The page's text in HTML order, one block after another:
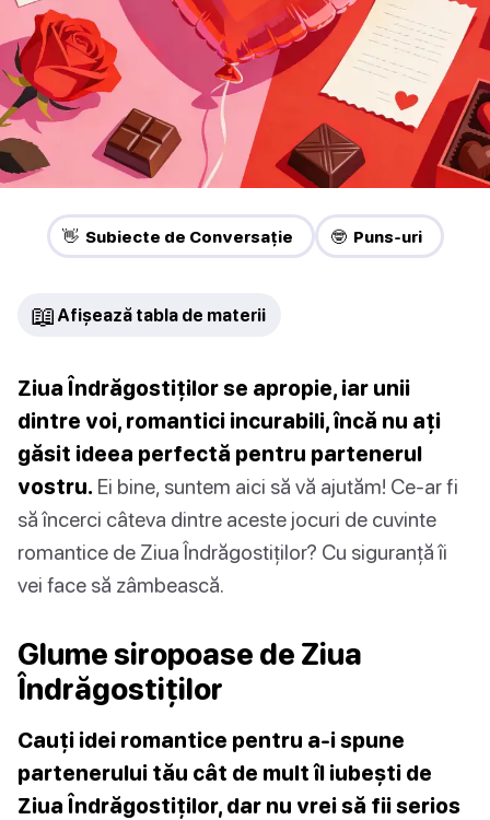
👋 Subiecte de Conversație 🤓 Puns-uri
📖 Afișează tabla de materii
Ziua Îndrăgostiților se apropie, iar unii
dintre voi, romantici incurabili, încă nu ați
găsit ideea perfectă pentru partenerul
vostru. Ei bine, suntem aici să vă ajutăm! Ce-ar fi
să încerci câteva dintre aceste jocuri de cuvinte
romantice de Ziua Îndrăgostiților? Cu siguranță îi
vei face să zâmbească.
Glume siropoase de Ziua
Îndrăgostiților
Cauți idei romantice pentru a-i spune
partenerului tău cât de mult îl iubești de
Ziua Îndrăgostiților, dar nu vrei să fii serios